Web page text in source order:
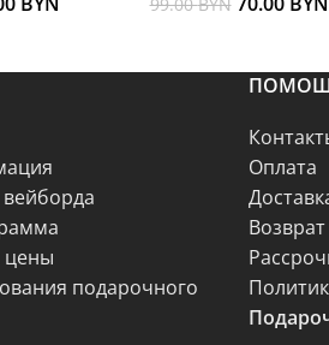
цены
подарочного
Оплата
Возврат